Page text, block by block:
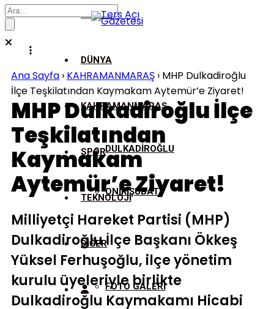
ASAYİŞ
DÜNYA
KAHRAMANMARAŞ
DULKADİROĞLU
ONİKİŞUBAT
SPOR
TEKNOLOJİ
DİĞER
FOTO GALERİ
Ana Sayfa › KAHRAMANMARAŞ › MHP Dulkadiroğlu
İlçe Teşkilatından Kaymakam Aytemür’e Ziyaret!
MHP Dulkadiroğlu İlçe
Teşkilatından
Kaymakam
Aytemür’e Ziyaret!
Milliyetçi Hareket Partisi (MHP)
Dulkadiroğlu İlçe Başkanı Ökkeş
Yüksel Ferhuşoğlu, ilçe yönetim
kurulu üyeleriyle birlikte
Dulkadiroğlu Kaymakamı Hicabi